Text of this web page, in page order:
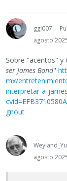
ggl007
agosto
Sobre "acentos" y
ser James Bond"
mx/
interpretar-a-
gnout
agosto